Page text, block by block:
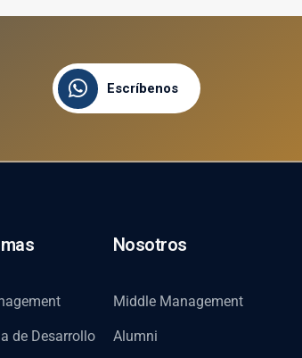
Escríbenos
de Desarrollo
Nosotros
Middle Management
Alumni